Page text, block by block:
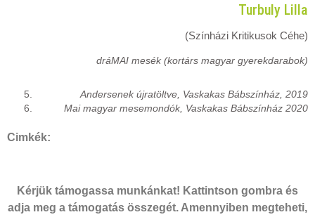
Turbuly Lilla
(Színházi Kritikusok Céhe)
dráMAI mesék (kortárs magyar gyerekdarabok)
Andersenek újratöltve, Vaskakas Bábszínház, 2019
Mai magyar mesemondók, Vaskakas Bábszínház 2020
Cimkék:
Kérjük támogassa munkánkat! Kattintson gombra és
adja meg a támogatás összegét. Amennyiben megteheti,